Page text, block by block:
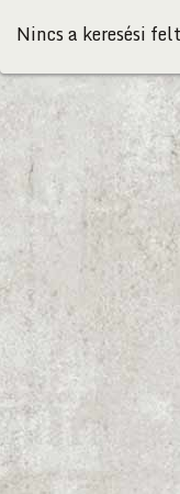
Nincs a keresési